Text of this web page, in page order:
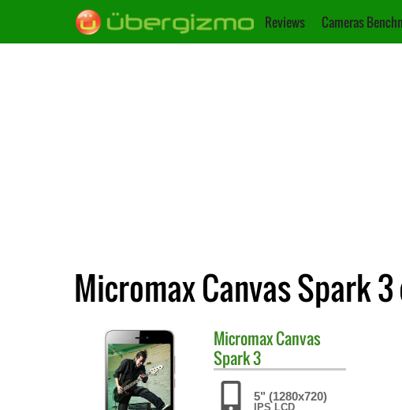
Reviews Cameras
Micromax Canvas Spark 3
MicromaxCanvas
Spark 3
5" (1280x720)
IPS LCD